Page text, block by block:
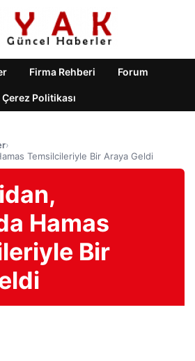
Firma Rehberi Forum
Çerez Politikası
›
Temsilcileriyle Bir Araya Geldi
Hamas
Bir